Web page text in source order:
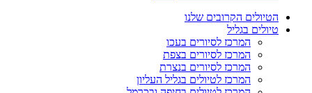
הטיולים הקרובים שלנו
טיולים בגליל
המרכז לסיורים בעכו
המרכז לסיורים בצפת
המרכז לסיורים בנצרת
המרכז לטיולים בגליל העליון